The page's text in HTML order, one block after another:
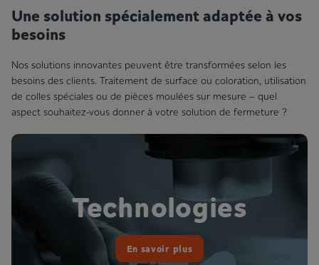
Une solution spécialement adaptée à vos
besoins
Nos solutions innovantes peuvent être transformées selon les
besoins des clients. Traitement de surface ou coloration, utilisation
de colles spéciales ou de pièces moulées sur mesure – quel
aspect souhaitez-vous donner à votre solution de fermeture ?
Technologies
En savoir plus